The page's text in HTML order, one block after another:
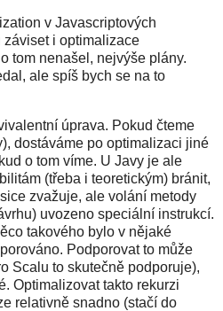
v Javascriptových
i optimalizace
tom nenašel, nejvýše plány.
ale spíš bych se na to
úprava. Pokud čteme
dostáváme po optimalizaci jiné
o tom víme. U Javy je ale
(třeba i teoretickým) bránit,
zvažuje, ale volání metody
uvozeno speciální instrukcí.
takového bylo v nějaké
Podporovat to může
Scalu to skutečně podporuje),
Optimalizovat takto rekurzi
relativně snadno (stačí do